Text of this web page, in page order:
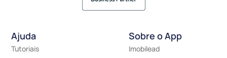
Sobre o App
Imobilead
Ajuda
Tutoriais